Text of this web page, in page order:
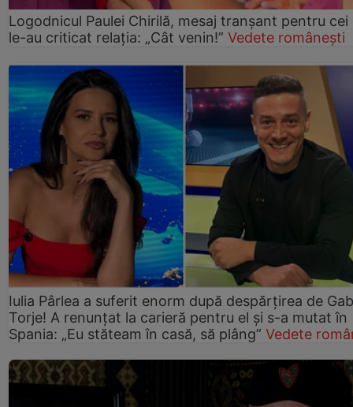
Logodnicul Paulei Chirilă, mesaj tranșant pentru cei
le-au criticat relația: „Cât venin!” Vedete românești
Iulia Pârlea a suferit enorm după despărțirea de
Torje! A renunțat la carieră pentru el și s-a mutat în
Spania: „Eu stăteam în casă, să plâng” Vedete